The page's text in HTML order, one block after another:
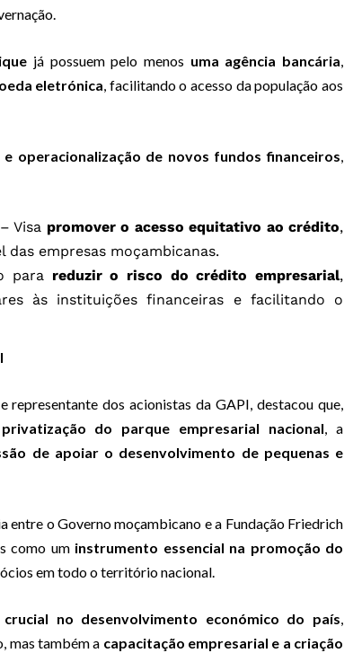
já possuem pelo menos uma agência bancária,
eletrónica, facilitando o acesso da população aos
e operacionalização de novos fundos financeiros,
– Visa promover o acesso equitativo ao crédito,
empresas moçambicanas.
para reduzir o risco do crédito empresarial,
às instituições financeiras e facilitando o
representante dos acionistas da GAPI, destacou que,
do parque empresarial nacional, a
de apoiar o desenvolvimento de pequenas e
entre o Governo moçambicano e a Fundação Friedrich
como um instrumento essencial na promoção do
em todo o território nacional.
crucial no desenvolvimento económico do país,
mas também a capacitação empresarial e a criação